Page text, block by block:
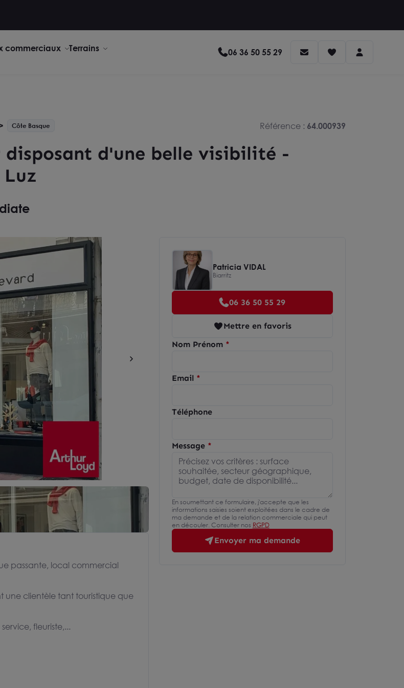
commerciaux Terrains 06 36 50 55 29
Côte Basque Référence : 64.000939
disposant d'une belle visibilité -
passante, local commercial
clientèle tant touristique que
fleuriste,...
Patricia VIDAL
Biarritz
06 36 50 55 29
Mettre en favoris
Nom Prénom
Email
Téléphone
Message
En soumettant ce formulaire, j'accepte que les
informations saisies soient exploitées dans le cadre de
ma demande et de la relation commerciale qui peut
en découler. Consulter nos RGPD
Envoyer ma demande